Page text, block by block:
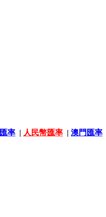
率 | 人民幣匯率 | 澳門匯率